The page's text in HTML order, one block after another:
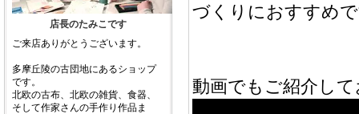
店長のたみこです
ご来店ありがとうございます。
多摩丘陵の古団地にあるショップ
です。
北欧の古布、北欧の雑貨、食器、
そして作家さんの手作り作品ま
づくりにおすすめ
動画でもご紹介し